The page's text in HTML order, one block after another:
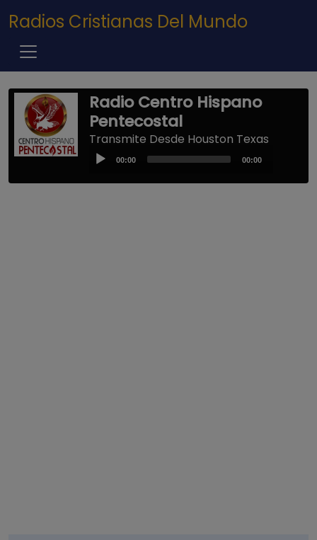
Pasar al contenido principal
Radios Cristianas Del Mundo
Radio Centro Hispano
Pentecostal
Transmite Desde Houston Texas
Audio00:00 00:00